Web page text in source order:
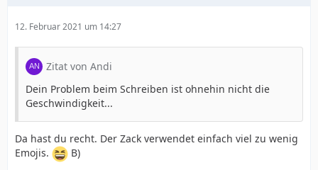
12. Februar 2021 um 14:27
Zitat von Andi
Dein Problem beim Schreiben ist ohnehin nicht die
Geschwindigkeit...
Da hast du recht. Der Zack verwendet einfach viel zu wenig
Emojis.
B)